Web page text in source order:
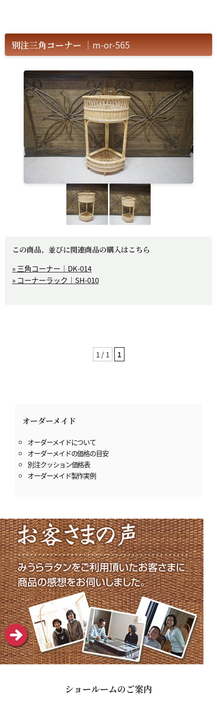
オーダーメイド
オーダーメイドについて
オーダーメイドの価格の目安
別注クッション価格表
オーダーメイド製作実例
別注三角コーナー ｜m-or-565
この商品、並びに関連商品の購入はこちら
» 三角コーナー｜DK-014
» コーナーラック｜SH-010
1 / 1 1
ショールームのご案内